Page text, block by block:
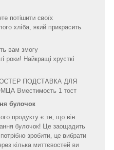
потішити своїх
хліба, який прикрасить
вам змогу
роки! Найкращі хрусткі
булочок
продукту є те, що він
булочок! Це заощадить
зробити, це вибрати
кілька миттєвостей ви